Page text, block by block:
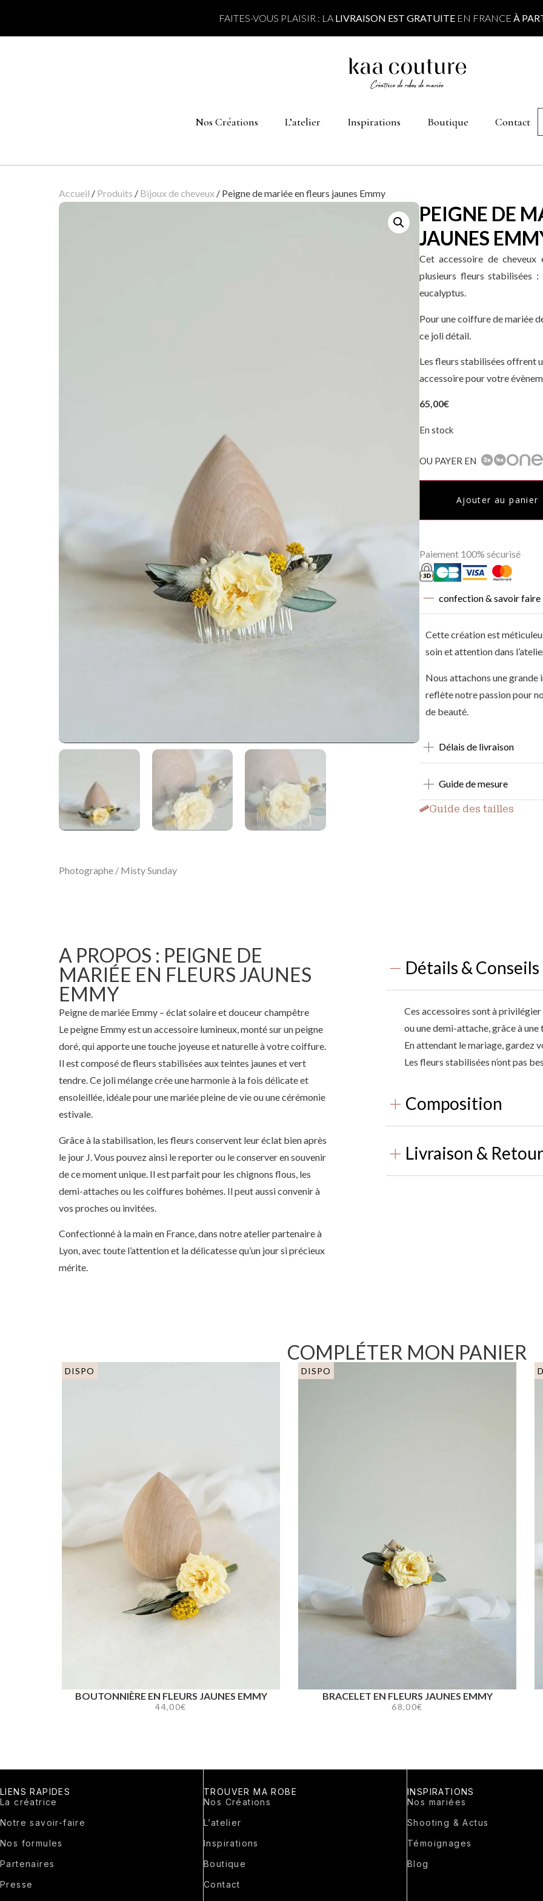
FAITES-VOUS PLAISIR : LA LIVRAISON EST GRATUITEEN FRANCE À
Nos Créations L’atelier Inspirations Boutique Contact
Accueil / Produits / Bijoux de cheveux / Peigne de mariée en fleurs jaunes Emmy
Photographe / Misty Sunday
PEIGNE DE
JAUNES
Cet accessoire de
plusieurs fleurs stabilisées
eucalyptus.
Pour une coiffure de mariée
ce joli détail.
Les fleurs stabilisées offrent
accessoire pour votre
65,00€
En stock
OU PAYER EN
Ajouter au panier
Paiement 100% sécurisé
confection & savoir faire
Cette création est
soin et attention dans
Nous attachons une grande
reflète notre passion pour
de beauté.
Délais de livraison
Guide de mesure
Guide des tailles
A PROPOS : PEIGNE DE
MARIÉE EN FLEURS JAUNES
EMMY
Peigne de mariée Emmy – éclat solaire et douceur champêtre
Le peigne Emmy est un accessoire lumineux, monté sur un peigne
doré, qui apporte une touche joyeuse et naturelle à votre coiffure.
Il est composé de fleurs stabilisées aux teintes jaunes et vert
tendre. Ce joli mélange crée une harmonie à la fois délicate et
ensoleillée, idéale pour une mariée pleine de vie ou une cérémonie
estivale.
Grâce à la stabilisation, les fleurs conservent leur éclat bien après
le jour J. Vous pouvez ainsi le reporter ou le conserver en souvenir
de ce moment unique. Il est parfait pour les chignons flous, les
demi-attaches ou les coiffures bohèmes. Il peut aussi convenir à
vos proches ou invitées.
Confectionné à la main en France, dans notre atelier partenaire à
Lyon, avec toute l’attention et la délicatesse qu’un jour si précieux
mérite.
Détails & Conseils
Ces accessoires sont à
ou une demi-attache, grâce à une
En attendant le mariage, gardez
Les fleurs stabilisées n’ont pas
Composition
Livraison &
COMPLÉTER MON PANIER
DISPO
BOUTONNIÈRE EN FLEURS JAUNES EMMY
44,00€
DISPO
BRACELET EN FLEURS JAUNES EMMY
68,00€
LIENS RAPIDES
La créatrice
Notre savoir-faire
Nos formules
Partenaires
Presse
TROUVER MA ROBE
Nos Créations
L’atelier
Inspirations
Boutique
Contact
INSPIRATIONS
Nos mariées
Shooting & Actus
Témoignages
Blog